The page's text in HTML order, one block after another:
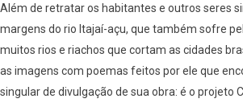
Além de retratar os habitantes e outros seres
margens do rio Itajaí-açu, que também sofre
muitos rios e riachos que cortam as cidades
as imagens com poemas feitos por ele que
singular de divulgação de sua obra: é o projeto